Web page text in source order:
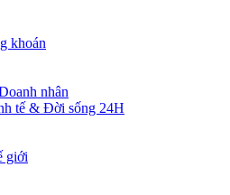
khoán
nhân
tế & Đời sống 24H
giới